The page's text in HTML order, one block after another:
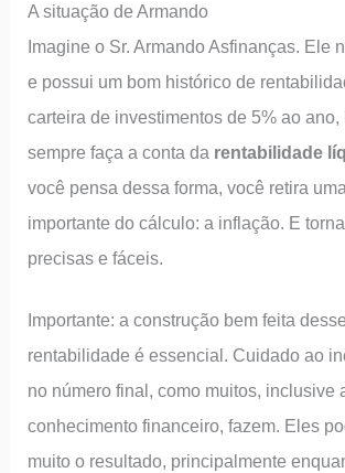
A situação de Armando
Imagine o Sr. Armando Asfinanças. Ele
e possui um bom histórico de
carteira de investimentos de 5% ao
sempre faça a conta da rentabilidade
você pensa dessa forma, você retira
importante do cálculo: a inflação. E
precisas e fáceis.
Importante: a construção bem feita
rentabilidade é essencial. Cuidado ao
no número final, como muitos, inclusive
conhecimento financeiro, fazem. Eles
muito o resultado, principalmente